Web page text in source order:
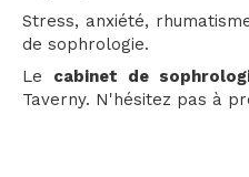
Stress, anxiété,
de sophrologie.
Le cabinet de
Taverny. N'hésitez pas à